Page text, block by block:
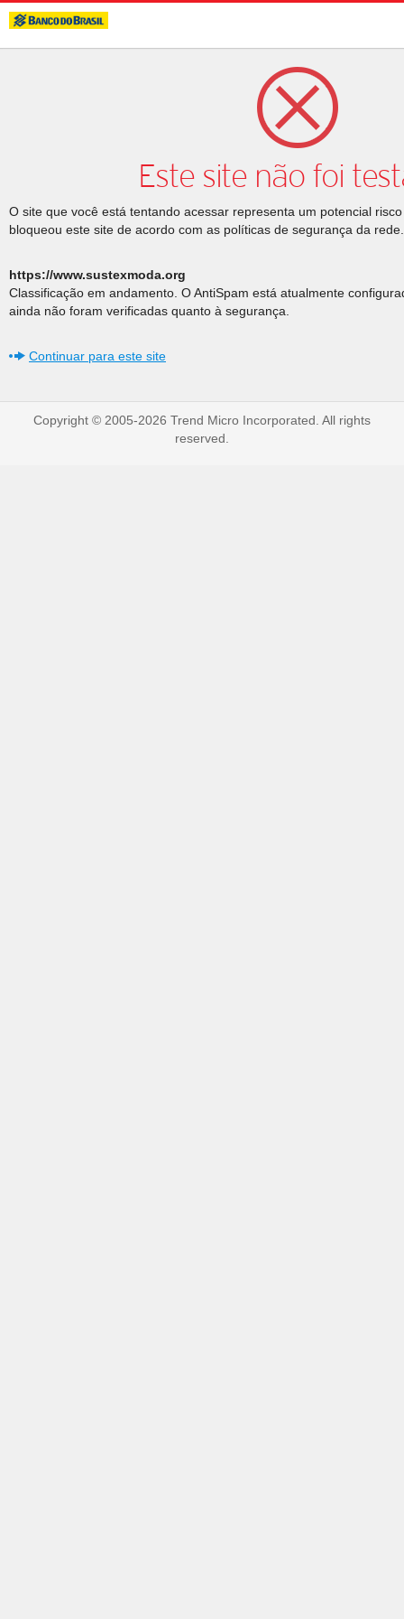
Este site não foi
O site que você está tentando acessar representa um potencial
bloqueou este site de acordo com as políticas de segurança da rede.
https://www.sustexmoda.org
Classificação em andamento. O AntiSpam está atualmente
ainda não foram verificadas quanto à segurança.
Continuar para este site
Copyright © 2005-2026 Trend Micro Incorporated. All rights
reserved.